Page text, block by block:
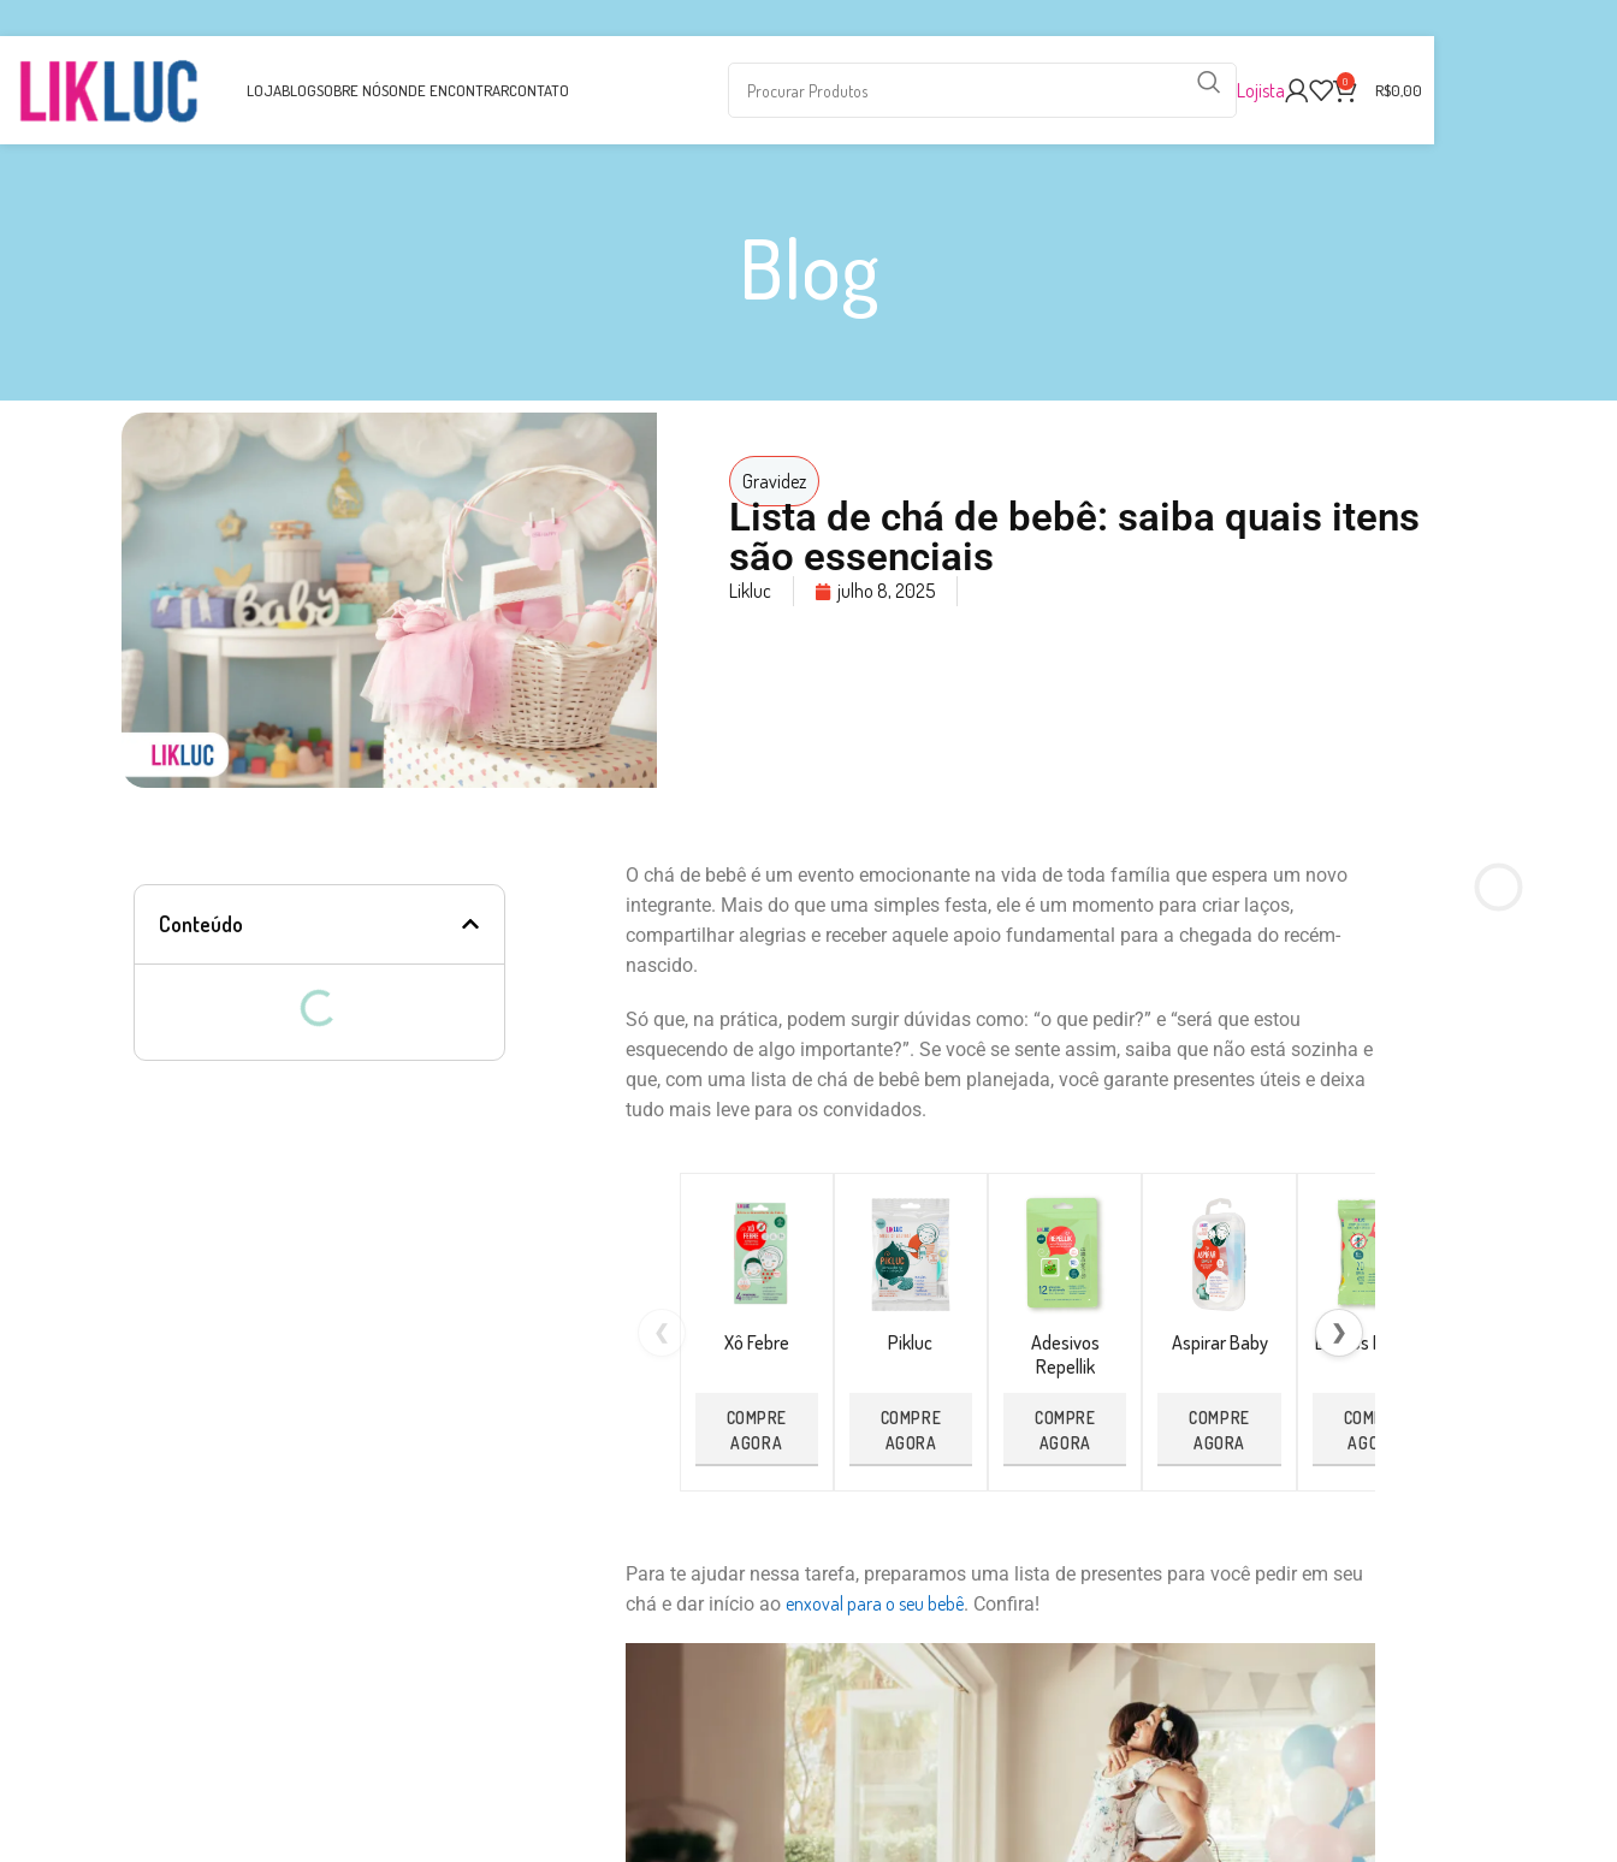
LOJABLOGSOBRE NÓSONDE ENCONTRARCONTATO Lojista 0 R$0,00
Blog
Gravidez
Lista de chá de bebê: saiba quais itens
são essenciais
Likluc julho 8, 2025
Conteúdo
O chá de bebê é um evento emocionante na vida de toda família que espera um novo
integrante. Mais do que uma simples festa, ele é um momento para criar laços,
compartilhar alegrias e receber aquele apoio fundamental para a chegada do recém-
nascido.
Só que, na prática, podem surgir dúvidas como: “o que pedir?” e “será que estou
esquecendo de algo importante?”. Se você se sente assim, saiba que não está sozinha e
que, com uma lista de chá de bebê bem planejada, você garante presentes úteis e deixa
tudo mais leve para os convidados.
❮ Xô Febre
COMPRE
AGORA
Pikluc
COMPRE
AGORA
Adesivos
Repellik
COMPRE
AGORA
Aspirar Baby
COMPRE
AGORA
Lenços Repellik
COMPRE
AGORA
❯
Para te ajudar nessa tarefa, preparamos uma lista de presentes para você pedir em seu
chá e dar início ao enxoval para o seu bebê. Confira!